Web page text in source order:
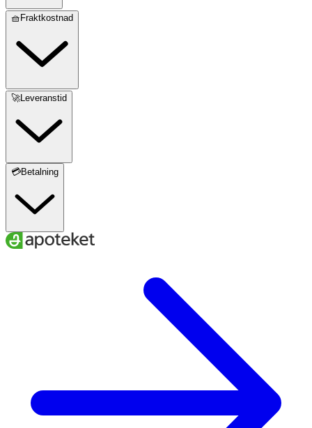
🧺Fraktkostnad
🚀Leveranstid
💳Betalning